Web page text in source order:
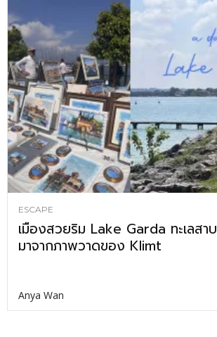
ESCAPE
เมืองสวยริม Lake Garda ทะเลสา
มาจากภาพวาดของ Klimt
Anya Wan